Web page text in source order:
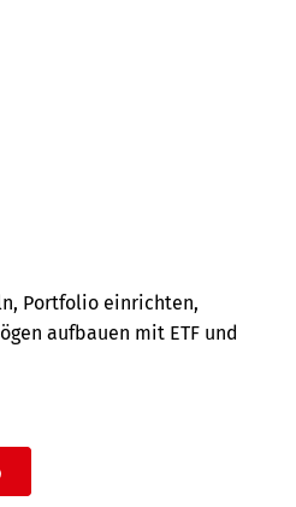
Portfolio einrichten,
aufbauen mit ETF und